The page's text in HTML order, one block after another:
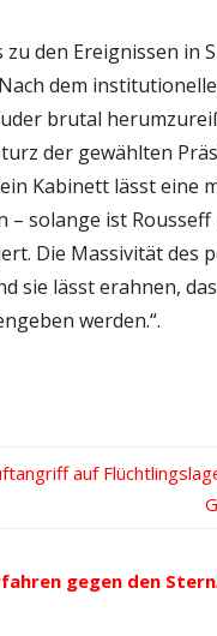
den Ereignissen in
dem
brutal
der gewählten
Kabinett lässt eine
– solange ist
Die Massivität des
sie lässt erahnen,
werden.“.
auf
gegen den